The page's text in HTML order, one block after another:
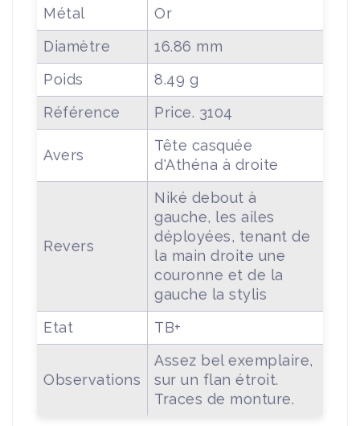
Métal
Or
Diamètre
16.86 mm
Poids
8.49 g
Référence
Price. 3104
Avers
Tête casquée
d'Athéna à droite
Revers
Niké debout à
gauche, les ailes
déployées, tenant de
la main droite une
couronne et de la
gauche la stylis
Etat
TB+
Observations
Assez bel exemplaire,
sur un flan étroit.
Traces de monture.